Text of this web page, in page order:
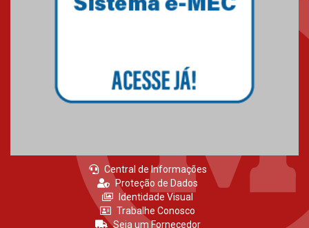
Central de Informações
Proteção de Dados
Identidade Visual
Trabalhe Conosco
Seja um Fornecedor